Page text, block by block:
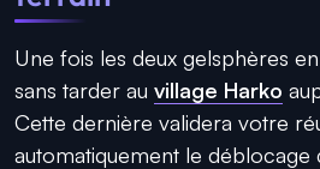
Une fois les deux gelsphères
sans tarder au village Harko
Cette dernière validera votre
automatiquement le déblocage